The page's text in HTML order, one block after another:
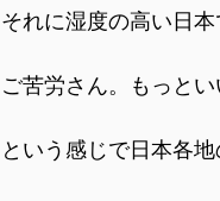
それに湿度の高い日
ご苦労さん。もっとい
という感じで日本各